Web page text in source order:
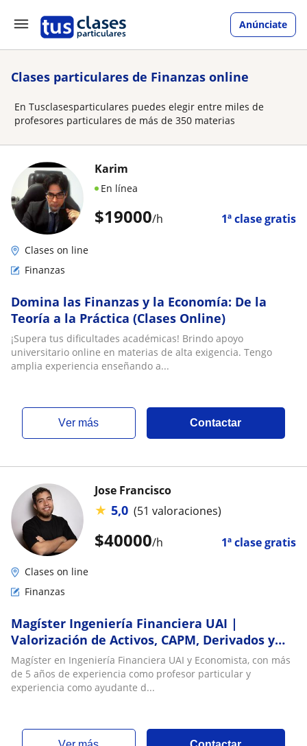
Anúnciate
Clases particulares de Finanzas online
En Tusclasesparticulares puedes elegir entre miles de
profesores particulares de más de 350 materias
$19000/h 1ª clase gratis
Karim
En línea
Clases on line
Finanzas
Domina las Finanzas y la Economía: De la
Teoría a la Práctica (Clases Online)
¡Supera tus dificultades académicas! Brindo apoyo
universitario online en materias de alta exigencia. Tengo
amplia experiencia enseñando a...
ver más Contactar
$40000/h 1ª clase gratis
Jose Francisco
★ 5,0 (51 valoraciones)
Clases on line
Finanzas
Magíster Ingeniería Financiera UAI |
Valorización de Activos, CAPM, Derivados y
Trading
Magíster en Ingeniería Financiera UAI y Economista, con más
de 5 años de experiencia como profesor particular y
experiencia como ayudante d...